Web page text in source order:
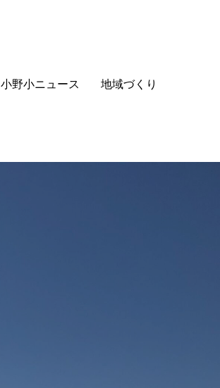
小野小ニュース 地域づくり